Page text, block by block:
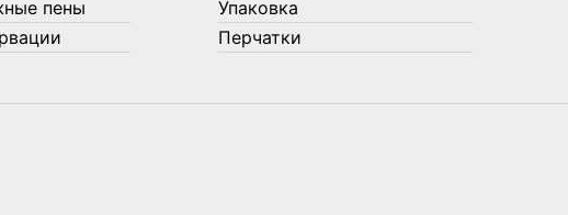
пены
Упаковка
Перчатки